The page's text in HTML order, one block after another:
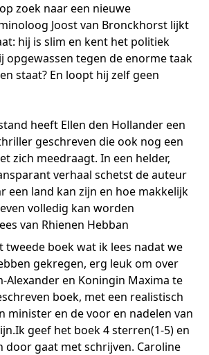
zoek naar een nieuwe
Joost van Bronckhorst lijkt
hij is slim en kent het politiek
opgewassen tegen de enorme taak
staat? En loopt hij zelf geen
heeft Ellen den Hollander een
geschreven die ook nog een
zich meedraagt. In een helder,
verhaal schetst de auteur
een land kan zijn en hoe makkelijk
volledig kan worden
van Rhienen Hebban
tweede boek wat ik lees nadat we
gekregen, erg leuk om over
Alexander en Koningin Maxima te
boek, met een realistisch
minister en de voor en nadelen van
geef het boek 4 sterren(1-5) en
door gaat met schrijven. Caroline